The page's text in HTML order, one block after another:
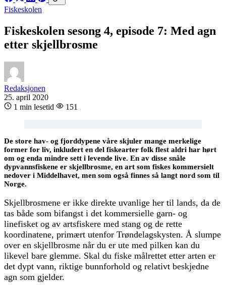
Fiskeskolen
Fiskeskolen sesong 4, episode 7: Med agn
etter skjellbrosme
Redaksjonen
25. april 2020
1 min lesetid
151
De store hav- og fjorddypene våre skjuler mange merkelige
former for liv, inkludert en del fiskearter folk flest aldri har hørt
om og enda mindre sett i levende live. En av disse snåle
dypvannsfiskene er skjellbrosme, en art som fiskes kommersielt
nedover i Middelhavet, men som også finnes så langt nord som til
Norge.
Skjellbrosmene er ikke direkte uvanlige her til lands, da de
tas både som bifangst i det kommersielle garn- og
linefisket og av artsfiskere med stang og de rette
koordinatene, primært utenfor Trøndelagskysten. Å slumpe
over en skjellbrosme når du er ute med pilken kan du
likevel bare glemme. Skal du fiske målrettet etter arten er
det dypt vann, riktige bunnforhold og relativt beskjedne
agn som gjelder.